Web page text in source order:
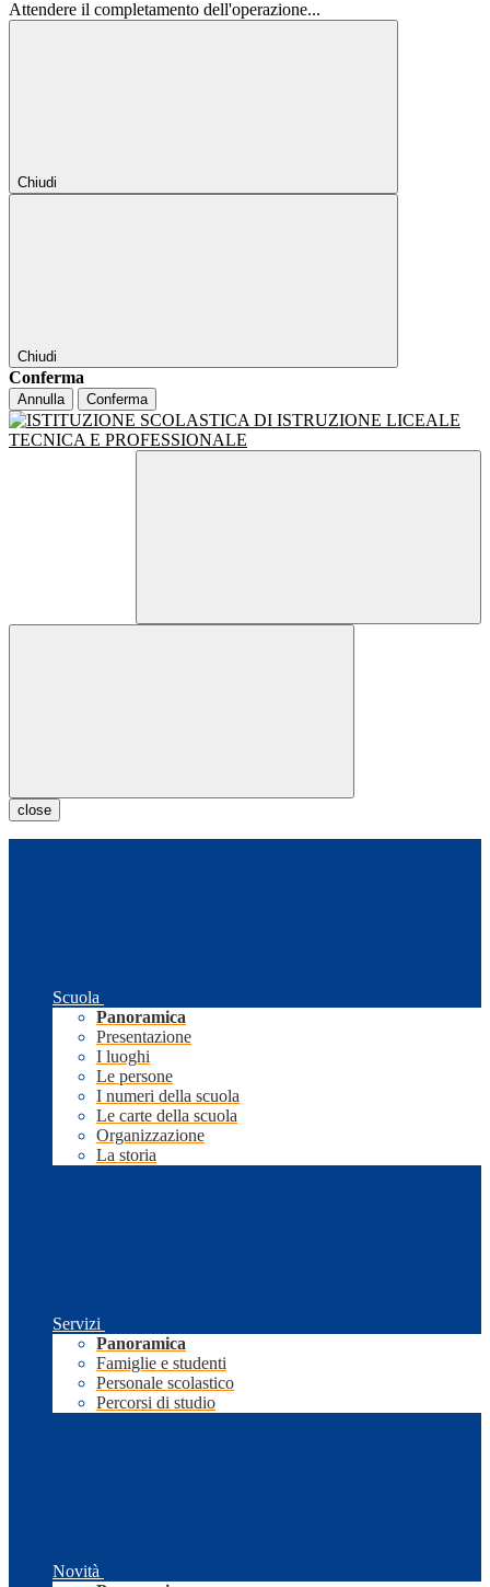
Attendere il completamento dell'operazione...
Chiudi
Chiudi
Conferma
Annulla Conferma
close
Scuola
Panoramica
Presentazione
I luoghi
Le persone
I numeri della scuola
Le carte della scuola
Organizzazione
La storia
Servizi
Panoramica
Famiglie e studenti
Personale scolastico
Percorsi di studio
Novità